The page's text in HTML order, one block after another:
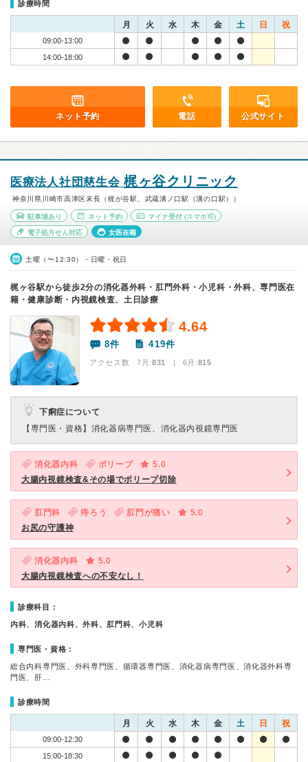
診療時間
月 火 水 木 金 土 日 祝
09:00-13:00
14:00-18:00
ネット予約 電話 公式サイト
医療法人社団慈生会 梶ヶ谷クリニック
神奈川県川崎市高津区末長（梶が谷駅、武蔵溝ノ口駅（溝の口駅））
駐車場あり ネット予約 マイナ受付 (スマホ可)
電子処方せん対応 女医在籍
土曜（〜12:30）・日曜・祝日
梶ヶ谷駅から徒歩2分の消化器外科・肛門外科・小児科・外科、専門医在
籍・健康診断・内視鏡検査、土日診療
4.64
8件 419件
アクセス数 7月:831 | 6月:815
下痢症について
【専門医・資格】 消化器病専門医、消化器内視鏡専門医
消化器内科 ポリープ
5.0
大腸内視鏡検査&その場でポリープ切除
肛門科 痔ろう 肛門が痛い
5.0
お尻の守護神
消化器内科
5.0
大腸内視鏡検査への不安なし！
診療科目：
内科、消化器内科、外科、肛門科、小児科
専門医・資格：
総合内科専門医、外科専門医、循環器専門医、消化器病専門医、消化器外科専
門医、肝…
診療時間
月 火 水 木 金 土 日 祝
09:00-12:30
15:00-18:30